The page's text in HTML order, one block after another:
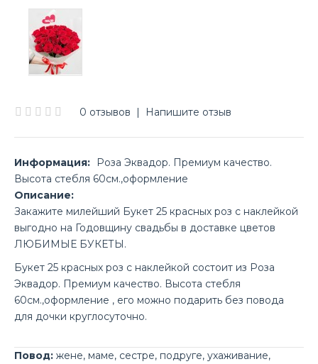
0 отзывов | Напишите отзыв
Информация:
Роза Эквадор. Премиум качество.
Высота стебля 60см.,оформление
Описание:
Закажите милейший Букет 25 красных роз с наклейкой
выгодно на Годовщину свадьбы в доставке цветов
ЛЮБИМЫЕ БУКЕТЫ.
Букет 25 красных роз с наклейкой состоит из Роза
Эквадор. Премиум качество. Высота стебля
60см.,оформление , его можно подарить без повода
для дочки круглосуточно.
Повод: жене, маме, сестре, подруге, ухаживание,